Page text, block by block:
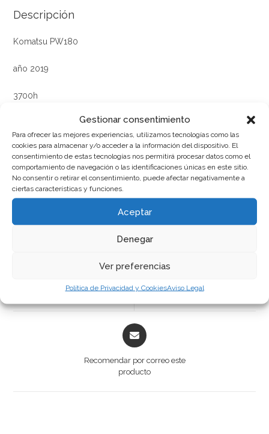
Gestionar consentimiento
Para ofrecer las mejores experiencias, utilizamos tecnologías como las
cookies para almacenar y/o acceder a la información del dispositivo. El
consentimiento de estas tecnologías nos permitirá procesar datos como el
comportamiento de navegación o las identificaciones únicas en este sitio.
No consentir o retirar el consentimiento, puede afectar negativamente a
ciertas características y funciones.
Aceptar
Denegar
Ver preferencias
Política de Privacidad y CookiesAviso Legal
Descripción
Komatsu PW180
año 2019
3700h
Instalacion de martillo, enganche rápido hidráulico, AC,
matriculada
Precio 128000€
Twitea este producto Compartir en Facebook
Recomendar por correo este
producto